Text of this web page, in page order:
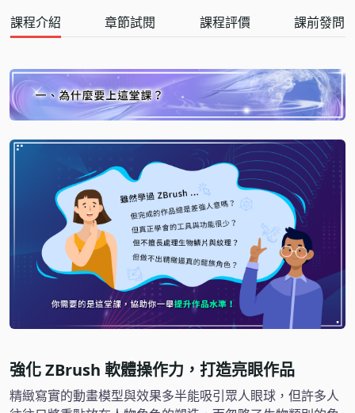
課程介紹 章節試閱 課程評價 課前發問
強化 ZBrush 軟體操作力，打造亮眼作品
精緻寫實的動畫模型與效果多半能吸引眾人眼球，但許多人